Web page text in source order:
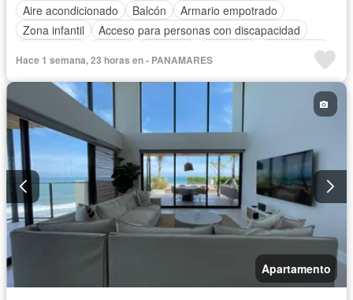
Aire acondicionado
Balcón
Armario empotrado
Zona infantil
Acceso para personas con discapacidad
Gas natural
Vista panorámica
Seguridad Piscina
Hace 1 semana, 23 horas en - PANAMARES
Apartamento